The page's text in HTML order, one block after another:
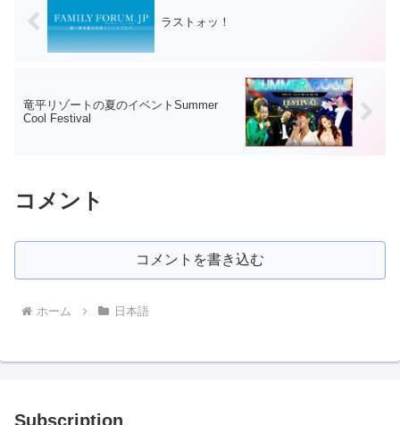
ラストォッ！
竜平リゾートの夏のイベントSummer
Cool Festival
コメント
コメントを書き込む
ホーム 日本語
Subscription